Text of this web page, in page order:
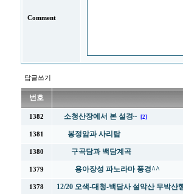
Comment
답글쓰기
번호
1382 소청산장에서 본 설경~ [2]
1381 봉정암과 사리탑
1380 구곡담과 백담계곡
1379 용아장성 파노라마 풍경^^
1378 12/20 오색-대청-백담사 설악산 무박산